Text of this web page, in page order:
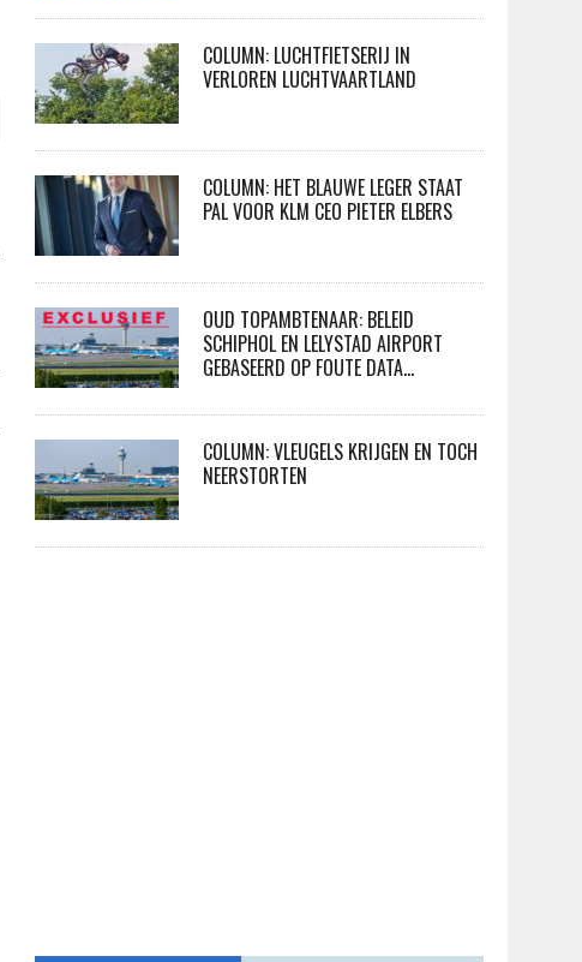
COLUMN: LUCHTFIETSERIJ IN
VERLOREN LUCHTVAARTLAND
COLUMN: HET BLAUWE LEGER STAAT
PAL VOOR KLM CEO PIETER ELBERS
OUD TOPAMBTENAAR: BELEID
SCHIPHOL EN LELYSTAD AIRPORT
GEBASEERD OP FOUTE DATA…
COLUMN: VLEUGELS KRIJGEN EN TOCH
NEERSTORTEN